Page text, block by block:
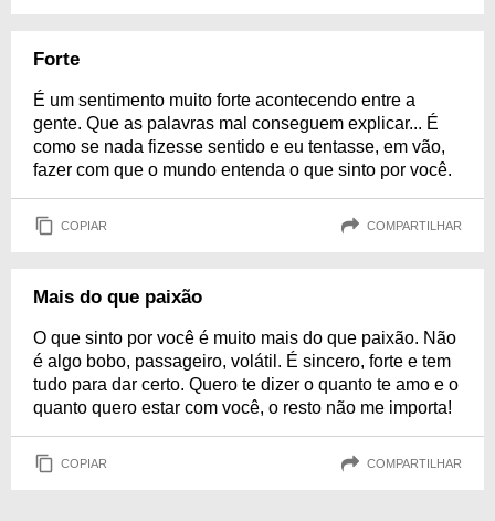
Forte
É um sentimento muito forte acontecendo entre a
gente. Que as palavras mal conseguem explicar... É
como se nada fizesse sentido e eu tentasse, em vão,
fazer com que o mundo entenda o que sinto por você.
COPIAR COMPARTILHAR
Mais do que paixão
O que sinto por você é muito mais do que paixão. Não
é algo bobo, passageiro, volátil. É sincero, forte e tem
tudo para dar certo. Quero te dizer o quanto te amo e o
quanto quero estar com você, o resto não me importa!
COPIAR COMPARTILHAR